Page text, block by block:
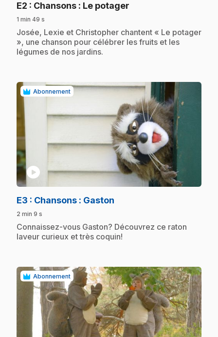
E2 : Chansons : Le potager
1 min 49 s
.Josée, Lexie et Christopher chantent « Le potager
», une chanson pour célébrer les fruits et les
légumes de nos jardins.
Abonnement
play_circle
E3 : Chansons : Gaston
2 min 9 s
.Connaissez-vous Gaston? Découvrez ce raton
laveur curieux et très coquin!
Abonnement